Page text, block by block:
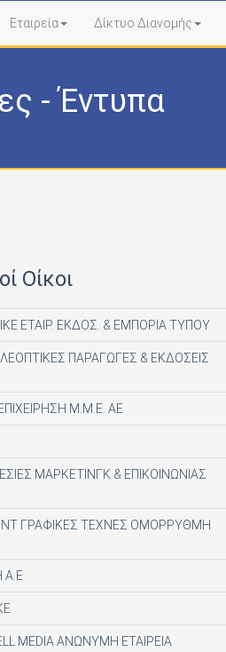
Εταιρεία Δίκτυο Διανομής
- Έντυπα
Οίκοι
ΙΚΕ ΕΤΑΙΡ. ΕΚΔΟΣ. & ΕΜΠΟΡΙΑ ΤΥΠΟΥ
ΠΑΡΑΓΩΓΕΣ & ΕΚΔΟΣΕΙΣ
ΕΠΙΧΕΙΡΗΣΗ Μ.Μ.Ε. ΑΕ
ΜΑΡΚΕΤΙΝΓΚ & ΕΠΙΚΟΙΝΩΝΙΑΣ
ΓΡΑΦΙΚΕΣ ΤΕΧΝΕΣ ΟΜΟΡΡΥΘΜΗ
Α.Ε
MEDIA ΑΝΩΝΥΜΗ ΕΤΑΙΡΕΙΑ